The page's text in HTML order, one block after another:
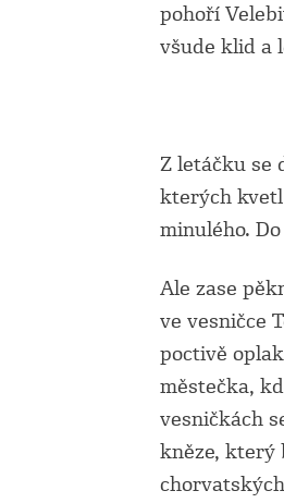
pohoří
všude klid a
Z letáčku se
kterých
minulého.
Ale zase
ve vesničce
poctivě
městečka,
vesničkách
kněze, který